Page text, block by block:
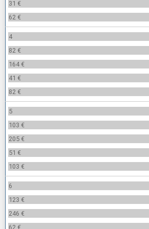
31 €
62 €
4
82 €
164 €
41 €
82 €
5
103 €
205 €
51 €
103 €
6
123 €
246 €
62 €